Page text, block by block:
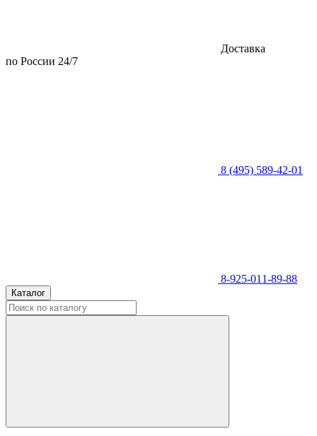
Доставка
по России 24/7
8 (495) 589-42-01
8-925-011-89-88
Каталог